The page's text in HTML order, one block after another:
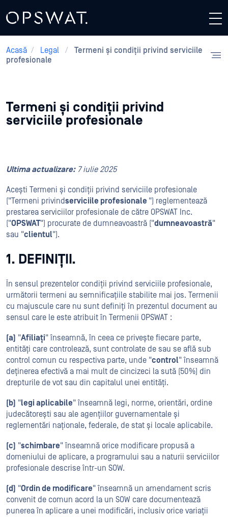
Acasă / Legal /
Termeni și condiții privind serviciile
profesionale
Termeni și condiții privind
serviciile profesionale
Ultima actualizare:7 iulie 2025
Acești Termeni și condiții privind serviciile profesionale
("Termeni privindserviciile profesionale ") reglementează
prestarea serviciilor profesionale de către OPSWAT Inc.
("OPSWAT") procurate de dumneavoastră ("dumneavoastră"
sau "clientul").
1. DEFINIȚII.
În sensul prezentelor condiții privind serviciile profesionale,
următorii termeni au semnificațiile stabilite mai jos. Termenii
cu majuscule care nu sunt definiți în prezentul document au
sensul care le este atribuit în Termenii OPSWAT :
(a) "Afiliați" înseamnă, în ceea ce privește fiecare parte,
entități care controlează, sunt controlate de sau se află sub
control comun cu respectiva parte, unde "control" înseamnă
deținerea efectivă a mai mult de cincizeci la sută (50%) din
drepturile de vot sau din capitalul unei entități.
(b) "legi aplicabile" înseamnă legi, norme, orientări, ordine
judecătorești sau ale agențiilor guvernamentale și
reglementări naționale, federale, de stat și locale aplicabile.
(c) "schimbare" înseamnă orice modificare propusă a
domeniului de aplicare, a programului sau a naturii serviciilor
profesionale descrise într-un SOW.
(d) "Ordin de modificare" înseamnă un amendament scris
convenit de comun acord la un SOW care documentează
punerea în aplicare a unei modificări, inclusiv orice variații